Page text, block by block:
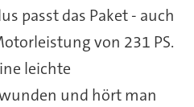
passt das Paket - auch
von 231 PS.
leichte
und hört man